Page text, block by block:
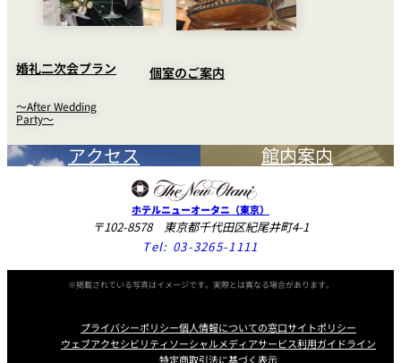
婚礼二次会プラン
～After Wedding
Party～
個室のご案内
アクセス 館内案内
ホテルニューオータニ（東京）
〒102-8578 東京都千代田区紀尾井町4-1
Tel: 03-3265-1111
※掲載されている写真はイメージです。実際とは異なる場合があります。
プライバシーポリシー個人情報についての窓口サイトポリシー
ウェブアクセシビリティソーシャルメディアサービス利用ガイドライン
特定商取引法に基づく表示